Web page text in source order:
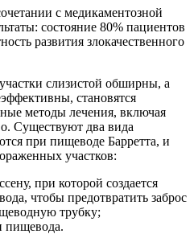
с медикаментозной
состояние 80% пациентов
развития злокачественного
слизистой обширны, а
становятся
методы лечения, включая
Существуют два вида
при пищеводе Барретта, и
участков:
при которой создается
чтобы предотвратить заброс
трубку;
пищевода.